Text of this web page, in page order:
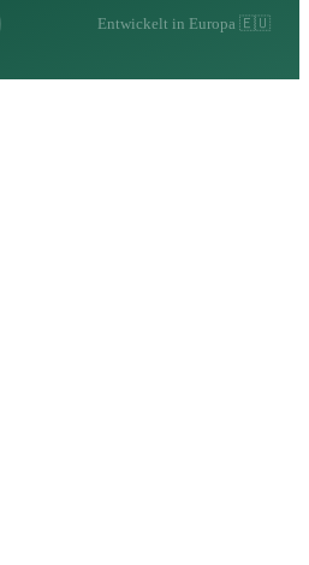
Entwickelt in Europa 🇪🇺